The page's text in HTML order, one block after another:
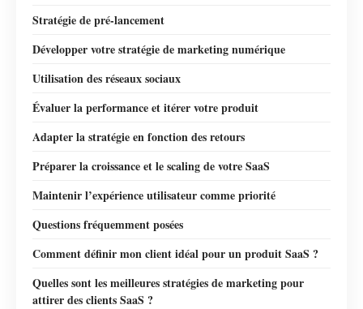
Stratégie de pré-lancement
Développer votre stratégie de marketing numérique
Utilisation des réseaux sociaux
Évaluer la performance et itérer votre produit
Adapter la stratégie en fonction des retours
Préparer la croissance et le scaling de votre SaaS
Maintenir l’expérience utilisateur comme priorité
Questions fréquemment posées
Comment définir mon client idéal pour un produit SaaS ?
Quelles sont les meilleures stratégies de marketing pour
attirer des clients SaaS ?